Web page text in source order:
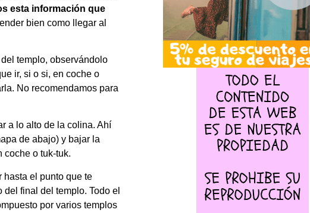
esta información que
bien como llegar al
templo, observándolo
ir, si o si, en coche o
No recomendamos para
a lo alto de la colina. Ahí
de abajo) y bajar la
coche o tuk-tuk.
hasta el punto que te
final del templo. Todo el
por varios templos